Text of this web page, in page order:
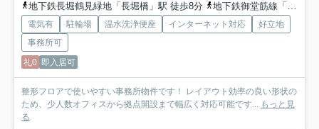
地下鉄長堀鶴見緑地「長堀橋」駅 徒歩8分
地下鉄御堂筋線「心斎橋」駅 徒歩8分
電気有 駐輪場 温水洗浄便座 インターネット対応
好立地
事務所可
礼0 即入居可
整形フロアで使いやすい事務所物件です！ レイアウト効率の良い形状の
ため、少人数オフィスから拠点開設まで幅広く対応可能です... もっと見
る